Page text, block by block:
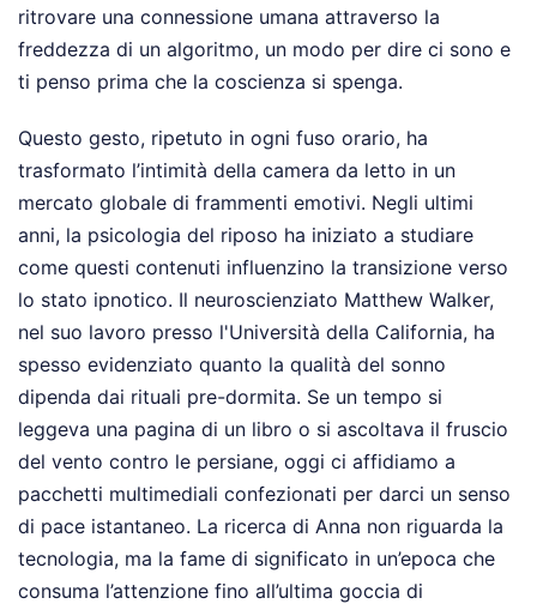
ritrovare una connessione umana attraverso la
freddezza di un algoritmo, un modo per dire ci sono e
ti penso prima che la coscienza si spenga.
Questo gesto, ripetuto in ogni fuso orario, ha
trasformato l’intimità della camera da letto in un
mercato globale di frammenti emotivi. Negli ultimi
anni, la psicologia del riposo ha iniziato a studiare
come questi contenuti influenzino la transizione verso
lo stato ipnotico. Il neuroscienziato Matthew Walker,
nel suo lavoro presso l'Università della California, ha
spesso evidenziato quanto la qualità del sonno
dipenda dai rituali pre-dormita. Se un tempo si
leggeva una pagina di un libro o si ascoltava il fruscio
del vento contro le persiane, oggi ci affidiamo a
pacchetti multimediali confezionati per darci un senso
di pace istantaneo. La ricerca di Anna non riguarda la
tecnologia, ma la fame di significato in un’epoca che
consuma l’attenzione fino all’ultima goccia di